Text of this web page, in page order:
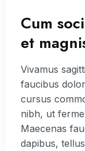
Cum
et
Vivamus
faucibus
cursus
nibh, ut
Maecenas
dapibus,